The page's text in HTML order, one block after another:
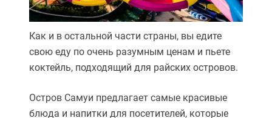
Как и в остальной части страны, вы едите
свою еду по очень разумным ценам и пьете
коктейль, подходящий для райских островов.
Остров Самуи предлагает самые красивые
блюда и напитки для посетителей, которые